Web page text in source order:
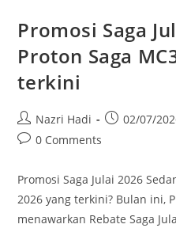
Promosi Saga
Proton Saga
terkini
Nazri Hadi 02/07/
0 Comments
Promosi Saga Julai 2026
2026 yang terkini? Bulan ini,
menawarkan Rebate Saga